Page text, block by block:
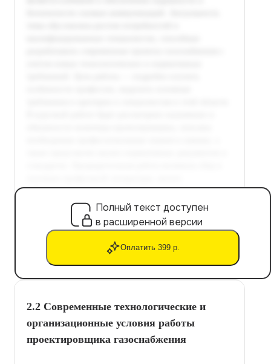
Полный текст доступен
в расширенной версии
Оплатить 399 р.
2.2 Современные технологические и
организационные условия работы
проектировщика газоснабжения